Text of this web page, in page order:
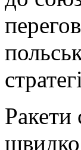
Ракети